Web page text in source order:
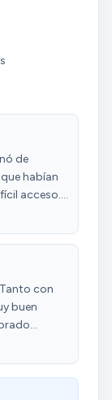
de
habían
acceso.
perdido
el
Es
un
pero es
el acto y
aplican
con
buen